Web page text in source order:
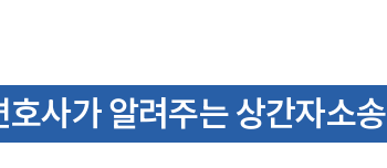
사가 알려주는 상간자소송